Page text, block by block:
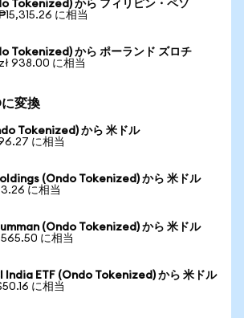
Tokenized) から フィリピン・ペソ
に相当
Tokenized) から ポーランド ズロチ
938.00 に相当
変換
Tokenized) から 米ドル
に相当
(Ondo Tokenized) から 米ドル
に相当
(Ondo Tokenized) から 米ドル
に相当
India ETF (Ondo Tokenized) から 米ドル
に相当